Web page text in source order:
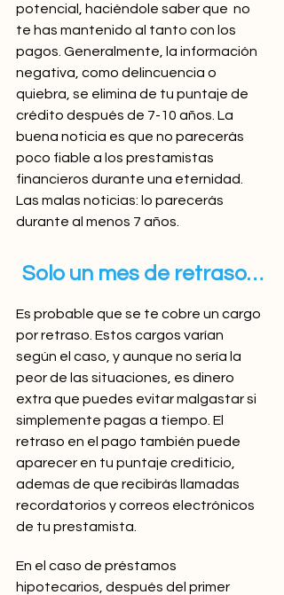
potencial, haciéndole saber que  no
te has mantenido al tanto con los
pagos. Generalmente, la información
negativa, como delincuencia o
quiebra, se elimina de tu puntaje de
crédito después de 7-10 años. La
buena noticia es que no parecerás
poco fiable a los prestamistas
financieros durante una eternidad.
Las malas noticias: lo parecerás
durante al menos 7 años.
Solo un mes de retraso…
Es probable que se te cobre un cargo
por retraso. Estos cargos varían
según el caso, y aunque no sería la
peor de las situaciones, es dinero
extra que puedes evitar malgastar si
simplemente pagas a tiempo. El
retraso en el pago también puede
aparecer en tu puntaje crediticio,
ademas de que recibirás llamadas
recordatorios y correos electrónicos
de tu prestamista.
En el caso de préstamos
hipotecarios, después del primer